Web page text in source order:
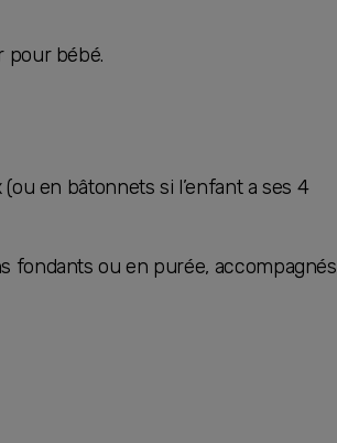
pour bébé.
en bâtonnets si l’enfant a ses 4
fondants ou en purée, accompagnés